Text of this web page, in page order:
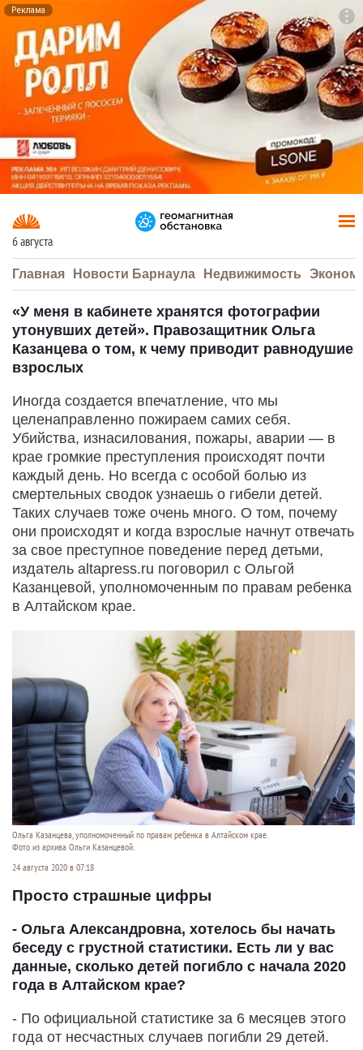
Реклама
6 августа
Главная Новости Барнаула Недвижимость
«У меня в кабинете хранятся фотографии
утонувших детей». Правозащитник Ольга
Казанцева о том, к чему приводит равнодушие
взрослых
Иногда создается впечатление, что мы
целенаправленно пожираем самих себя.
Убийства, изнасилования, пожары, аварии — в
крае громкие преступления происходят почти
каждый день. Но всегда с особой болью из
смертельных сводок узнаешь о гибели детей.
Таких случаев тоже очень много. О том, почему
они происходят и когда взрослые начнут отвечать
за свое преступное поведение перед детьми,
издатель altapress.ru поговорил с Ольгой
Казанцевой, уполномоченным по правам ребенка
в Алтайском крае.
Ольга Казанцева, уполномоченный по правам ребенка в Алтайском крае.
Фото из архива Ольги Казанцевой.
24 августа 2020 в 07:18
Просто страшные цифры
- Ольга Александровна, хотелось бы начать
беседу с грустной статистики. Есть ли у вас
данные, сколько детей погибло с начала 2020
года в Алтайском крае?
- По официальной статистике за 6 месяцев этого
года от несчастных случаев погибли 29 детей.